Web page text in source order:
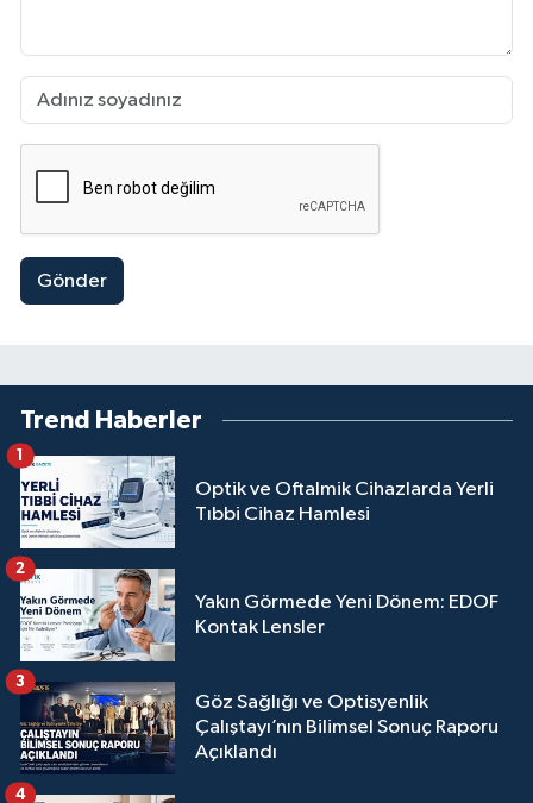
Gönder
Trend Haberler
Optik ve Oftalmik Cihazlarda Yerli
Tıbbi Cihaz Hamlesi
1
Yakın Görmede Yeni Dönem: EDOF
Kontak Lensler
2
Göz Sağlığı ve Optisyenlik
Çalıştayı’nın Bilimsel Sonuç Raporu
Açıklandı
3
4